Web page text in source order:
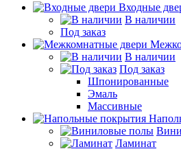
Входные
В наличии
Под заказ
В наличии
Под заказ
Шпонированные
Эмаль
Массивные
Ламинат